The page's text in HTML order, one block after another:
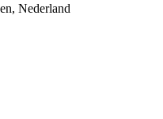
Nederland